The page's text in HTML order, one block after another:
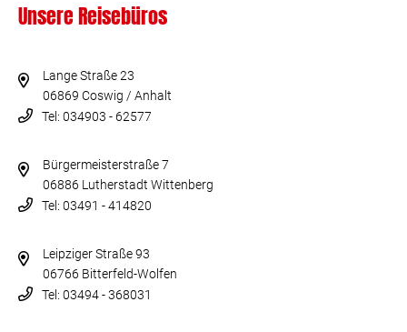
Unsere Reisebüros
Lange Straße 23
06869 Coswig / Anhalt
Tel: 034903 - 62577
Bürgermeisterstraße 7
06886 Lutherstadt Wittenberg
Tel: 03491 - 414820
Leipziger Straße 93
06766 Bitterfeld-Wolfen
Tel: 03494 - 368031